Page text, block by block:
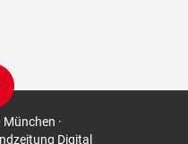
·
Digital